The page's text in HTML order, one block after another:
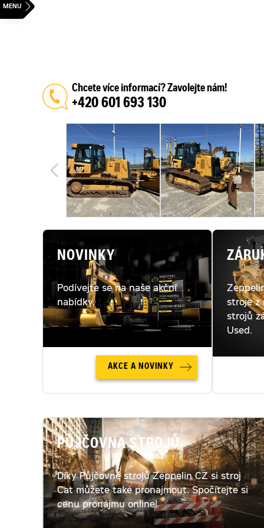
NOVINKY
Podívejte se na naše akční
nabídky.
AKCE A NOVINKY
stroje z
strojů
Used.
PŮJČOVNA STROJŮ
Díky Půjčovně strojů Zeppelin CZ si stroj
Cat můžete také pronajmout. Spočítejte si
cenu pronájmu online!
Chcete více informací? Zavolejte nám!
+420 601 693 130